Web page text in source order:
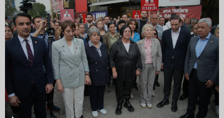
Adana’da parktaki OED cihazını çalan şüpheli
tutuklandı
Seyhan’da fırın ve pastanelere hijyen denetimi
gerçekleştirildi
Eski polis memuru Ergün Karakaya’nın
öldürüldüğü silahlı kavganın görüntüleri ortaya